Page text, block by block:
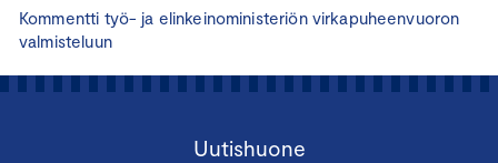
Kommentti työ- ja elinkeinoministeriön virkapuheenvuoron
valmisteluun
Uutishuone